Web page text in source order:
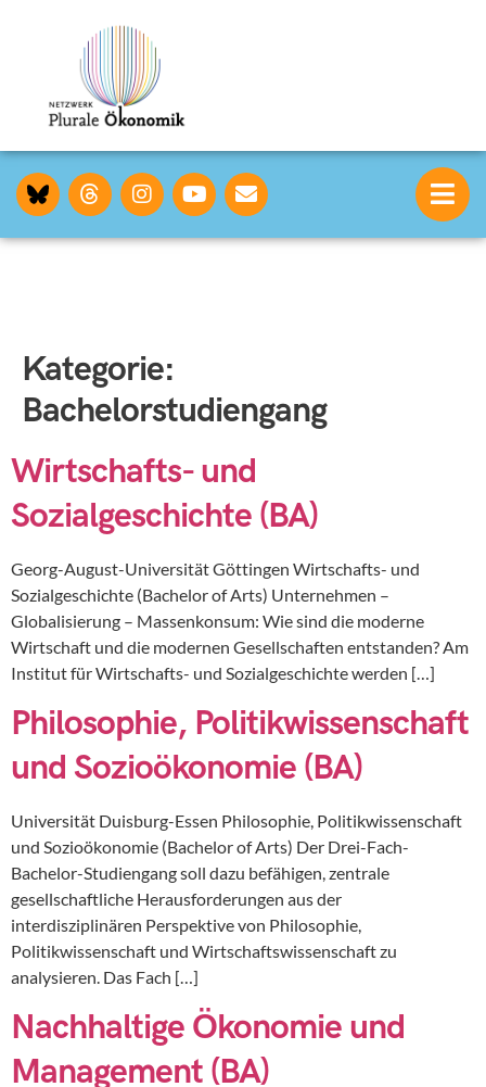
Kategorie:
Bachelorstudiengang
Wirtschafts- und
Sozialgeschichte (BA)
Georg-August-Universität Göttingen Wirtschafts- und
Sozialgeschichte (Bachelor of Arts) Unternehmen –
Globalisierung – Massenkonsum: Wie sind die moderne
Wirtschaft und die modernen Gesellschaften entstanden? Am
Institut für Wirtschafts- und Sozialgeschichte werden […]
Philosophie, Politikwissenschaft
und Sozioökonomie (BA)
Universität Duisburg-Essen Philosophie, Politikwissenschaft
und Sozioökonomie (Bachelor of Arts) Der Drei-Fach-
Bachelor-Studiengang soll dazu befähigen, zentrale
gesellschaftliche Herausforderungen aus der
interdisziplinären Perspektive von Philosophie,
Politikwissenschaft und Wirtschaftswissenschaft zu
analysieren. Das Fach […]
Nachhaltige Ökonomie und
Management (BA)